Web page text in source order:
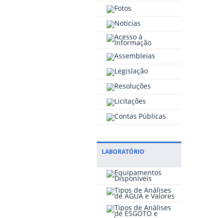
LABORATÓRIO